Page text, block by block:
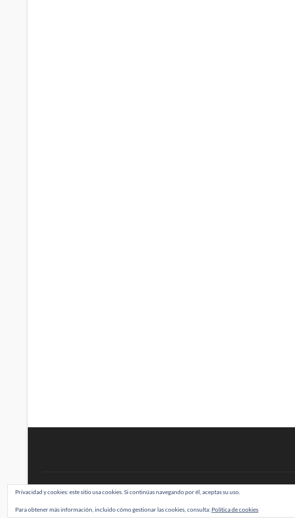
BRAINSTOMPING| Diseñado por:Theme Freesia|WordPress| © Todos los derechos reservados
Privacidad y cookies: este sitio usa cookies. Si continúas navegando por él, aceptas su uso.
Para obtener más información, incluido cómo gestionar las cookies, consulta: Política de cookies